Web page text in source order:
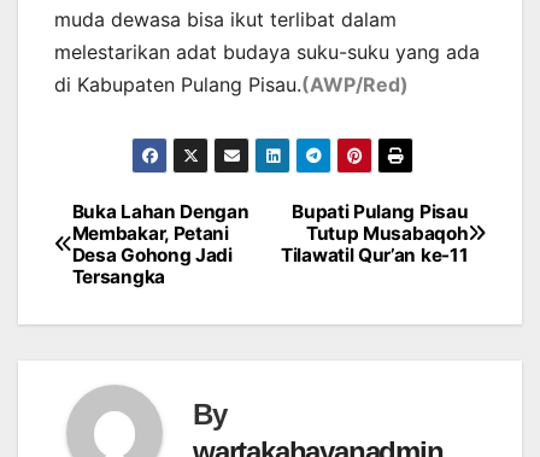
muda dewasa bisa ikut terlibat dalam
melestarikan adat budaya suku-suku yang ada
di Kabupaten Pulang Pisau.(AWP/Red)
Post
navigation
Bupati Pulang Pisau
Tutup Musabaqoh
Tilawatil Qur’an ke-11
Buka Lahan Dengan
Membakar, Petani
Desa Gohong Jadi
Tersangka
By